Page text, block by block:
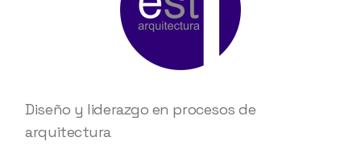
Diseño y liderazgo en procesos de
arquitectura